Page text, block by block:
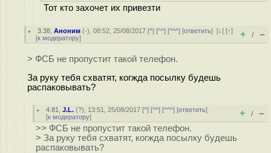
Тот кто захочет их привезти
3.38 ,Аноним (-), 08:52, 25/08/2017 [^] [^^] [^^^] [ответить][↓] [↑]
[к модератору] + / –
> ФСБ не пропустит такой телефон.
За руку тебя схватят, когжда посылку будешь
распаковывать?
4.81 ,J.L. (?), 13:51, 25/08/2017 [^] [^^] [^^^] [ответить]
[к модератору] + / –
>> ФСБ не пропустит такой телефон.
> За руку тебя схватят, когжда посылку будешь
распаковывать?